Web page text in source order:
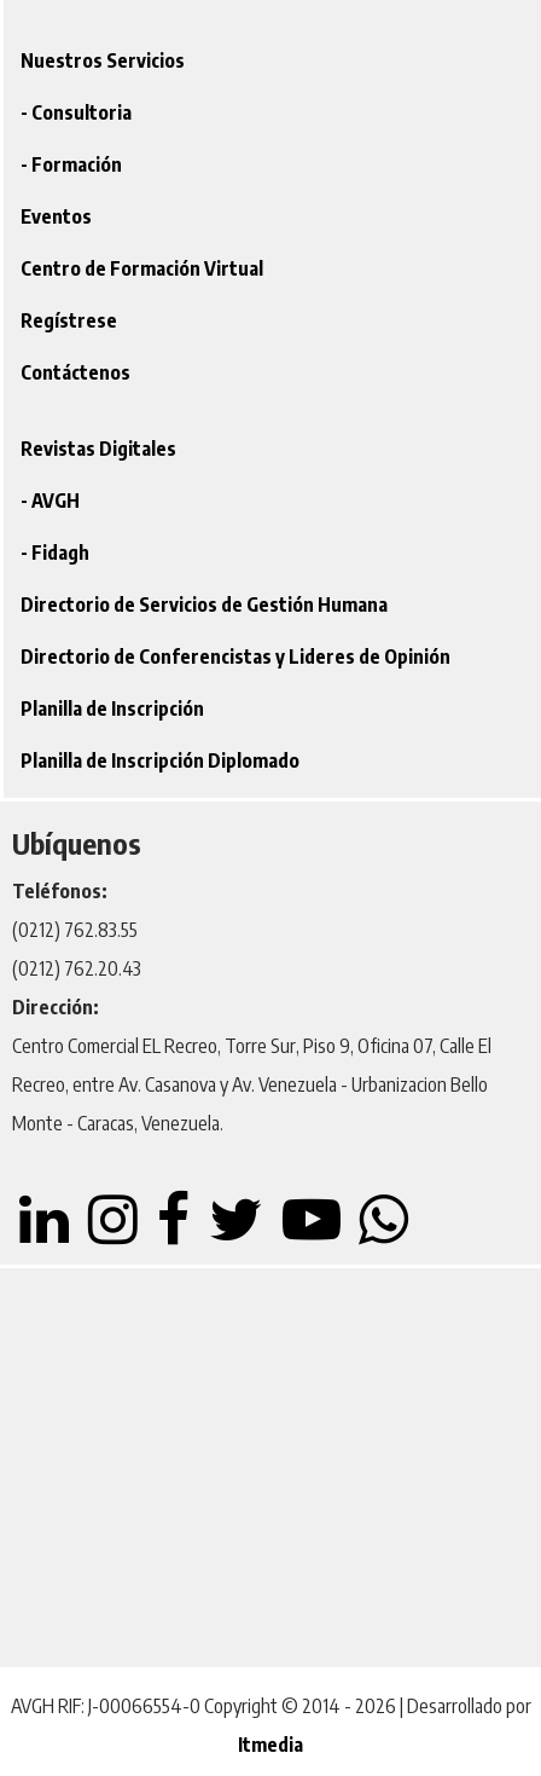
Nuestros Servicios
- Consultoria
- Formación
Eventos
Centro de Formación Virtual
Regístrese
Contáctenos
Revistas Digitales
- AVGH
- Fidagh
Directorio de Servicios de Gestión Humana
Directorio de Conferencistas y Lideres de Opinión
Planilla de Inscripción
Planilla de Inscripción Diplomado
Ubíquenos
Teléfonos:
(0212) 762.83.55
(0212) 762.20.43
Dirección:
Centro Comercial EL Recreo, Torre Sur, Piso 9, Oficina 07, Calle El
Recreo, entre Av. Casanova y Av. Venezuela - Urbanizacion Bello
Monte - Caracas, Venezuela.
AVGH RIF: J-00066554-0 Copyright © 2014 - 2026 | Desarrollado por
Itmedia